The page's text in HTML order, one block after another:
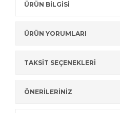
ÜRÜN BİLGİSİ
ÜRÜN YORUMLARI
TAKSİT SEÇENEKLERİ
ÖNERİLERİNİZ